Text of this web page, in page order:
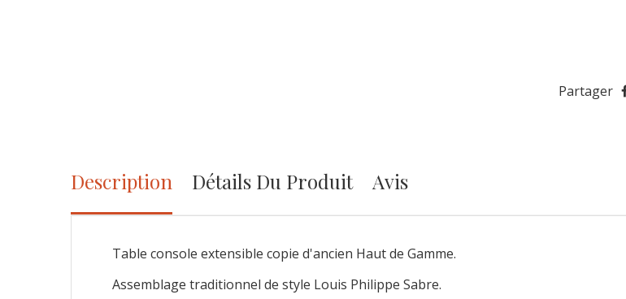
Partager
Description Détails Du Produit Avis
Table console extensible copie d'ancien Haut de Gamme.
Assemblage traditionnel de style Louis Philippe Sabre.